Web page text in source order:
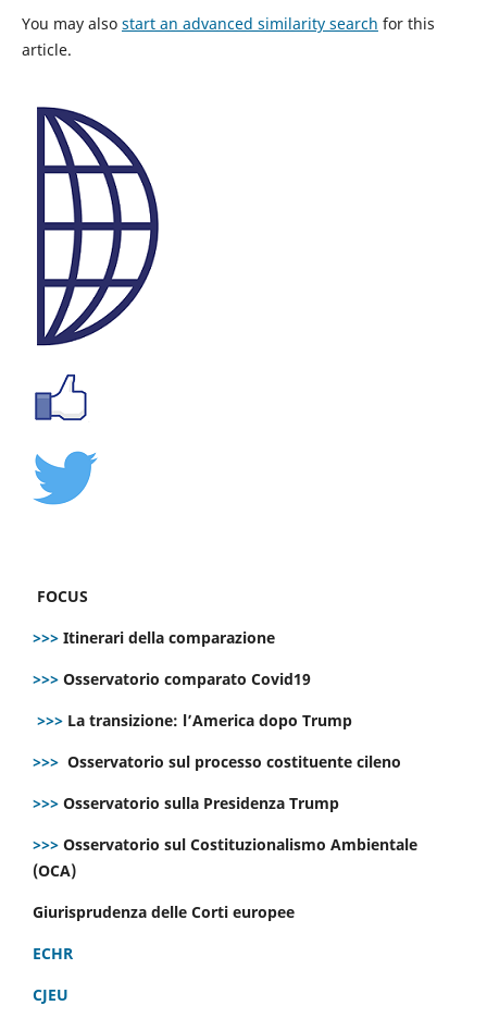
You may also start an advanced similarity search for this
article.
FOCUS
>>> Itinerari della comparazione
>>> Osservatorio comparato Covid19
>>> La transizione: l’America dopo Trump
>>> Osservatorio sul processo costituente cileno
>>> Osservatorio sulla Presidenza Trump
>>> Osservatorio sul Costituzionalismo Ambientale
(OCA)
Giurisprudenza delle Corti europee
ECHR
CJEU